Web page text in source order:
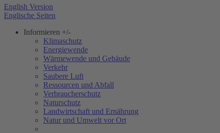
English Version
Englische Seiten
Informieren +/-
Klimaschutz
Energiewende
Wärmewende und Gebäude
Verkehr
Saubere Luft
Ressourcen und Abfall
Verbraucherschutz
Naturschutz
Landwirtschaft und Ernährung
Natur und Umwelt vor Ort